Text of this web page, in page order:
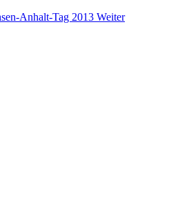
Anhalt-Tag 2013 Weiter